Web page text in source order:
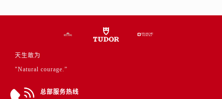
江西省南昌市红谷滩新区红谷中大道998号绿地双子塔（中央广场）A1座办公楼14层1407室帝舵售后服务中心（需提前预约）
天生敢为
"Natural courage.”
总部服务热线